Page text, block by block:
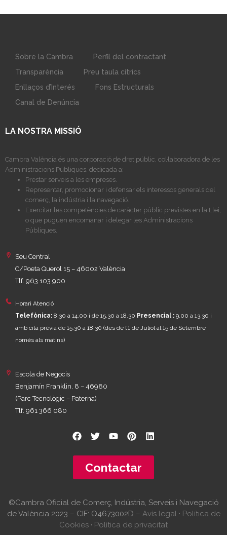
Sobre la Cambra
Perfil del contractant
Transparència
Preu taula cítrics
Enllaços d’Interés
Fons Estructurals
Canal de Denúncia
LA NOSTRA MISSIÓ
Cambra València és una corporació de dret públic, col·laboradora de les
Administracions Públiques, dedicada a:
Prestar serveis a les empreses.
Representar, promocionar i defensar els interessos generals del
comerç, la indústria i la navegació.
Exercitar les competències de caràcter públic previstes en la Llei,
o que puguen encomanar i delegar les Administracions
Públiques.
Seu Central
C/Poeta Querol 15 – 46002 València
Tlf. 963 103 900
Horari Atenció
Telefònica: 8.30 a 14.00 i de 15.30 a 18.30 Presencial : 9.00 a 13.30 i
amb cita prèvia de 15.30 a 18.30 (des de l’1 de Juliol al 15 de Setembre
només als matins)
Escola de Negocis
Benjamín Franklin, 8 – 46980
(Parc Tecnològic – Paterna)
Tlf. 961 366 080
Contactar
©Cambra Oficial de Comerç, Indústria, Serveis i Navegació
de València 2023 – CIF: Q4673002D – Avís legal· Política de
Cookies · Política de privacitat